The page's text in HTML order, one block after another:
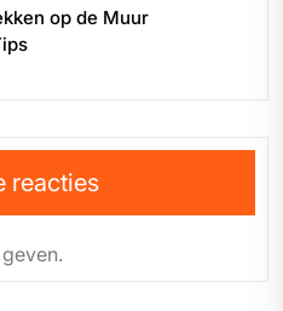
op de Muur
reacties